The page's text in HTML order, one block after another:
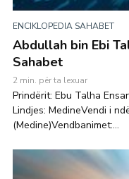
ENCIKLOPEDIA SAHABET
Abdullah bin Ebi
Sahabet
2 min. për ta lexuar
Prindërit: Ebu Talha
Lindjes: MedineVendi i
(Medine)Vendbanimet:...